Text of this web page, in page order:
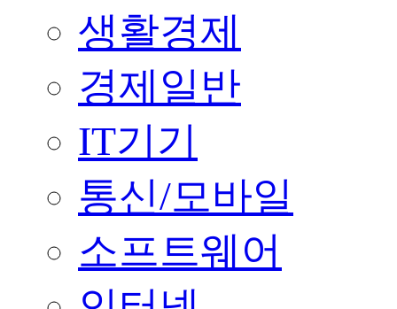
생활경제
경제일반
IT기기
통신/모바일
소프트웨어